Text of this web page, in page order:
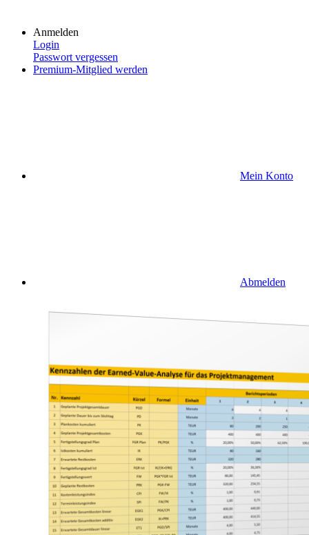
Anmelden
Login
Passwort vergessen
Premium-Mitglied werden
Mein Konto
Abmelden